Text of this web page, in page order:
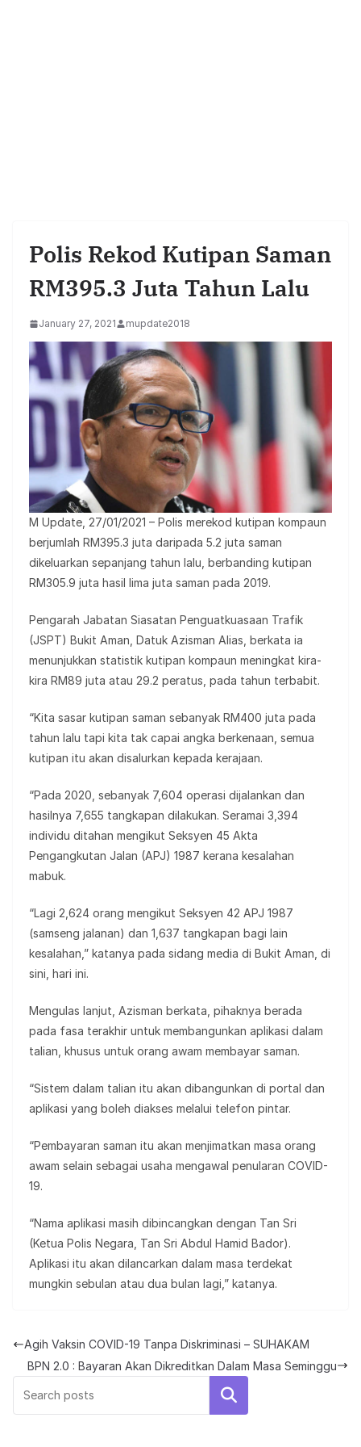
Polis Rekod Kutipan Saman
RM395.3 Juta Tahun Lalu
January 27, 2021 mupdate2018
M Update, 27/01/2021 – Polis merekod kutipan kompaun
berjumlah RM395.3 juta daripada 5.2 juta saman
dikeluarkan sepanjang tahun lalu, berbanding kutipan
RM305.9 juta hasil lima juta saman pada 2019.
Pengarah Jabatan Siasatan Penguatkuasaan Trafik
(JSPT) Bukit Aman, Datuk Azisman Alias, berkata ia
menunjukkan statistik kutipan kompaun meningkat kira-
kira RM89 juta atau 29.2 peratus, pada tahun terbabit.
“Kita sasar kutipan saman sebanyak RM400 juta pada
tahun lalu tapi kita tak capai angka berkenaan, semua
kutipan itu akan disalurkan kepada kerajaan.
“Pada 2020, sebanyak 7,604 operasi dijalankan dan
hasilnya 7,655 tangkapan dilakukan. Seramai 3,394
individu ditahan mengikut Seksyen 45 Akta
Pengangkutan Jalan (APJ) 1987 kerana kesalahan
mabuk.
“Lagi 2,624 orang mengikut Seksyen 42 APJ 1987
(samseng jalanan) dan 1,637 tangkapan bagi lain
kesalahan,” katanya pada sidang media di Bukit Aman, di
sini, hari ini.
Mengulas lanjut, Azisman berkata, pihaknya berada
pada fasa terakhir untuk membangunkan aplikasi dalam
talian, khusus untuk orang awam membayar saman.
“Sistem dalam talian itu akan dibangunkan di portal dan
aplikasi yang boleh diakses melalui telefon pintar.
“Pembayaran saman itu akan menjimatkan masa orang
awam selain sebagai usaha mengawal penularan COVID-
19.
“Nama aplikasi masih dibincangkan dengan Tan Sri
(Ketua Polis Negara, Tan Sri Abdul Hamid Bador).
Aplikasi itu akan dilancarkan dalam masa terdekat
mungkin sebulan atau dua bulan lagi,” katanya.
Agih Vaksin COVID-19 Tanpa Diskriminasi – SUHAKAM
BPN 2.0 : Bayaran Akan Dikreditkan Dalam Masa Seminggu
Search